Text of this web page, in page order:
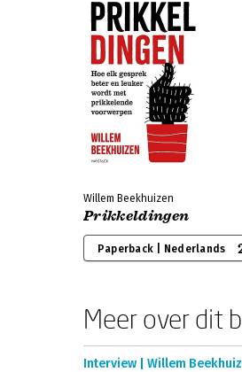
Willem Beekhuizen
Prikkeldingen
Paperback | Nederlands
Meer over dit
Interview | Willem